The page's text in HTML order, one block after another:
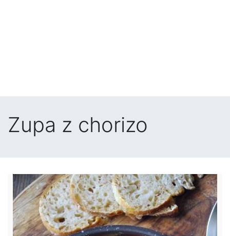
Zupa z chorizo